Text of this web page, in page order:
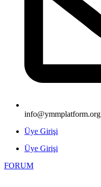
info@ymmplatform.org
Üye Girişi
Üye Girişi
FORUM